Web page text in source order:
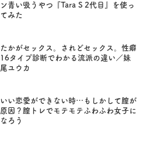
ン青い吸うやつ『Tara S 2代目』を使っ
てみた
たかがセックス。されどセックス。性癖
16タイプ診断でわかる流派の違い／妹
尾ユウカ
いい恋愛ができない時…もしかして膣が
原因？膣トレでモテモテふわふわ女子に
なろう